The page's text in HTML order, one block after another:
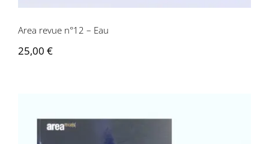
Area revue n°12 – Eau
25,00 €